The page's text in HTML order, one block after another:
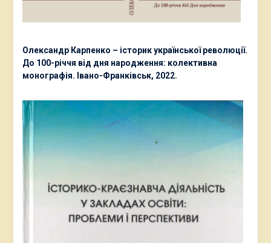
Олександр Карпенко – історик української революції.
До 100-річчя від дня народження: колективна
монографія. Івано-Франківськ, 2022.